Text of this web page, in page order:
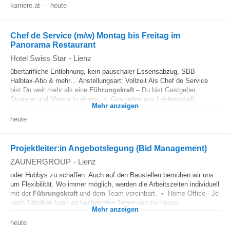
karriere.at - heute
Chef de Service (m/w) Montag bis Freitag im
Panorama Restaurant
Hotel Swiss Star - Lienz
übertarifliche Entlohnung, kein pauschaler Essensabzug, SBB
Halbtax-Abo & mehr… Anstellungsart: Vollzeit Als Chef de Service
bist Du weit mehr als eine Führungskraft – Du bist Gastgeber,
Stratege und Mentor in einem. • Gastgeber aus Leidenschaft...
Mehr anzeigen
heute
Projektleiter:in Angebotslegung (Bid Management)
ZAUNERGROUP - Lienz
oder Hobbys zu schaffen. Auch auf den Baustellen bemühen wir uns
um Flexibilität. Wo immer möglich, werden die Arbeitszeiten individuell
mit der Führungskraft und dem Team vereinbart. • Home-Office - Je
nach Tätigkeit kann an bestimmten Tagen von zu Hause...
Mehr anzeigen
heute